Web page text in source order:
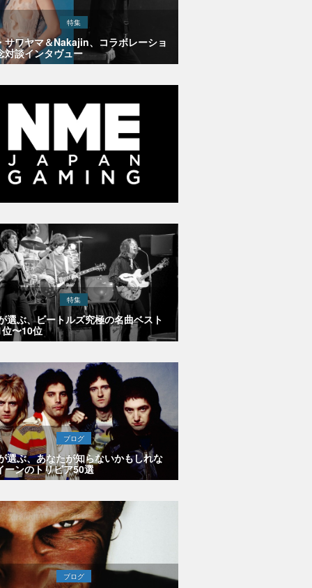
特集
サワヤマ＆Nakajin、コラボレーショ
対談インタヴュー
特集
選ぶ、ビートルズ究極の名曲ベスト
〜10位
ブログ
選ぶ、あなたが知らないかもしれな
ーンのトリビア50選
ブログ